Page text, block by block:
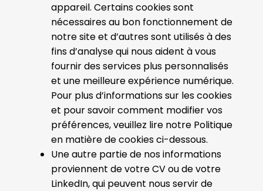
appareil. Certains cookies sont
nécessaires au bon fonctionnement de
notre site et d’autres sont utilisés à des
fins d’analyse qui nous aident à vous
fournir des services plus personnalisés
et une meilleure expérience numérique.
Pour plus d’informations sur les cookies
et pour savoir comment modifier vos
préférences, veuillez lire notre Politique
en matière de cookies ci-dessous.
Une autre partie de nos informations
proviennent de votre CV ou de votre
LinkedIn, qui peuvent nous servir de